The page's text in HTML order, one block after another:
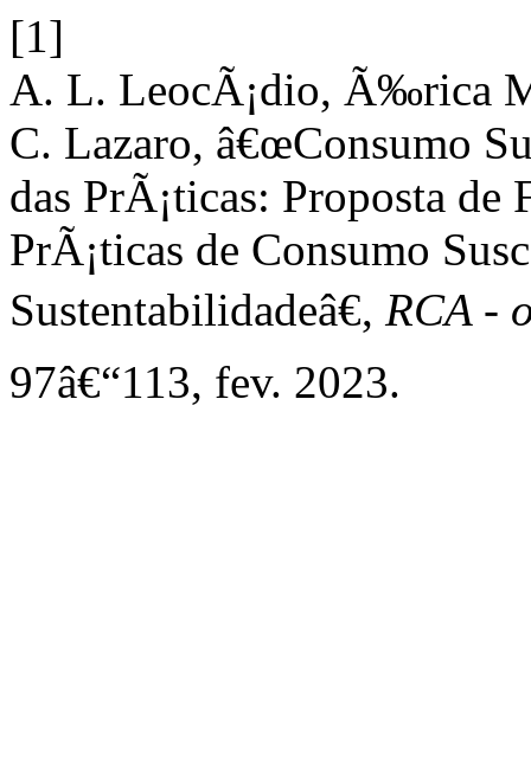
[1]
A. L. LeocÃ¡dio, Ã‰rica
C. Lazaro, â€œConsumo
das PrÃ¡ticas: Proposta
PrÃ¡ticas de Consumo
Sustentabilidadeâ€, RCA -
97â€“113, fev. 2023.